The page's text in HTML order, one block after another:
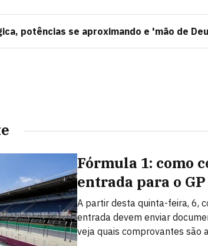
potências se aproximando e 'mão de
Fórmula 1: como
entrada para o
A partir desta quinta-feira, 6,
entrada devem enviar
veja quais comprovantes são